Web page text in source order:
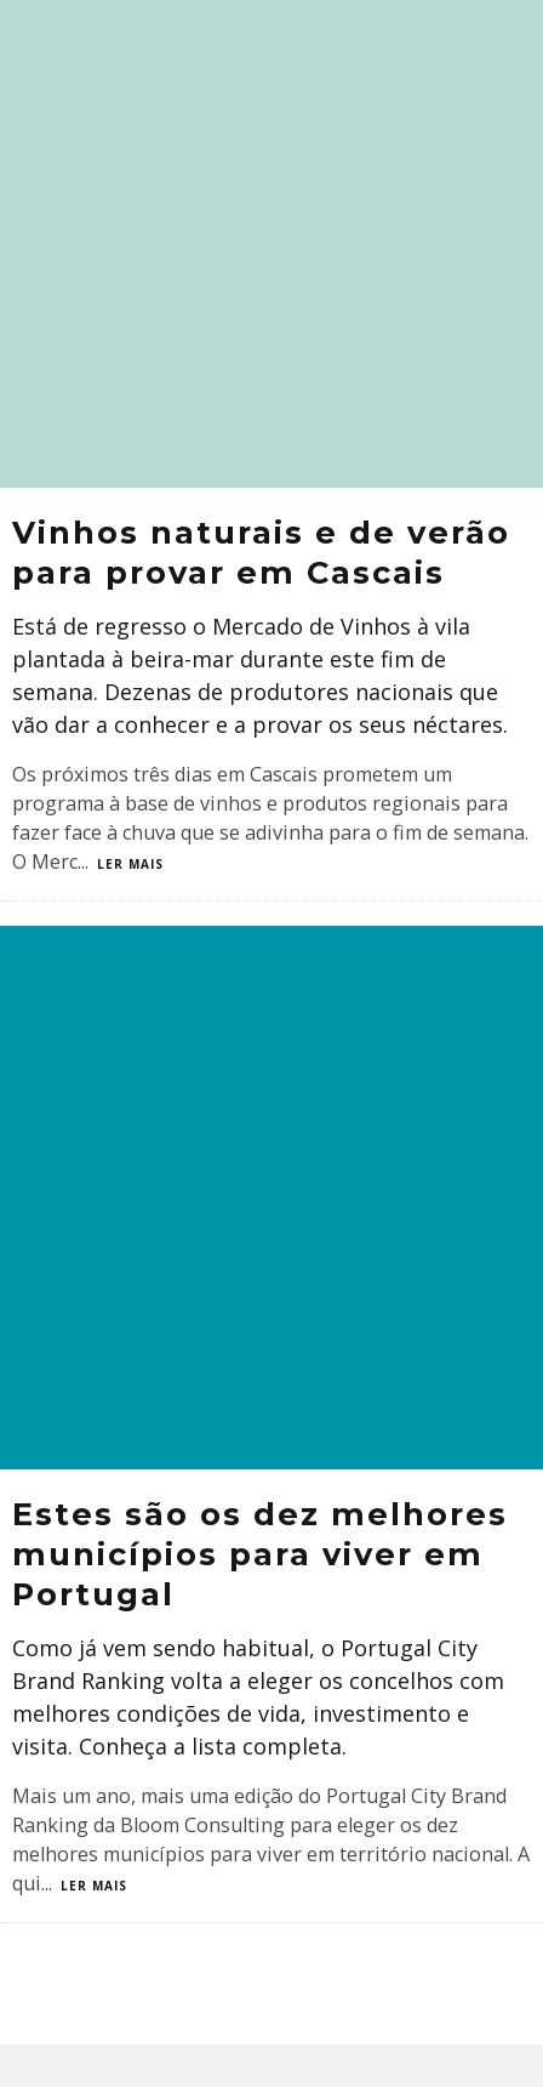
Vinhos naturais e de verão
para provar em Cascais
Está de regresso o Mercado de Vinhos à vila
plantada à beira-mar durante este fim de
semana. Dezenas de produtores nacionais que
vão dar a conhecer e a provar os seus néctares.
Os próximos três dias em Cascais prometem um
programa à base de vinhos e produtos regionais para
fazer face à chuva que se adivinha para o fim de semana.
O Merc... LER MAIS
Estes são os dez melhores
municípios para viver em
Portugal
Como já vem sendo habitual, o Portugal City
Brand Ranking volta a eleger os concelhos com
melhores condições de vida, investimento e
visita. Conheça a lista completa.
​Mais um ano, mais uma edição do Portugal City Brand
Ranking da Bloom Consulting para eleger os dez
melhores municípios para viver em território nacional. A
qui... LER MAIS